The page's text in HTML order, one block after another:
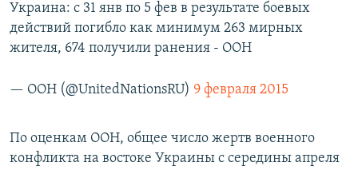
Украина: с 31 янв по 5 фев в результате боевых
действий погибло как минимум 263 мирных
жителя, 674 получили ранения - ООН
— ООН (@UnitedNationsRU) 9 февраля 2015
По оценкам ООН, общее число жертв военного
конфликта на востоке Украины с середины апреля